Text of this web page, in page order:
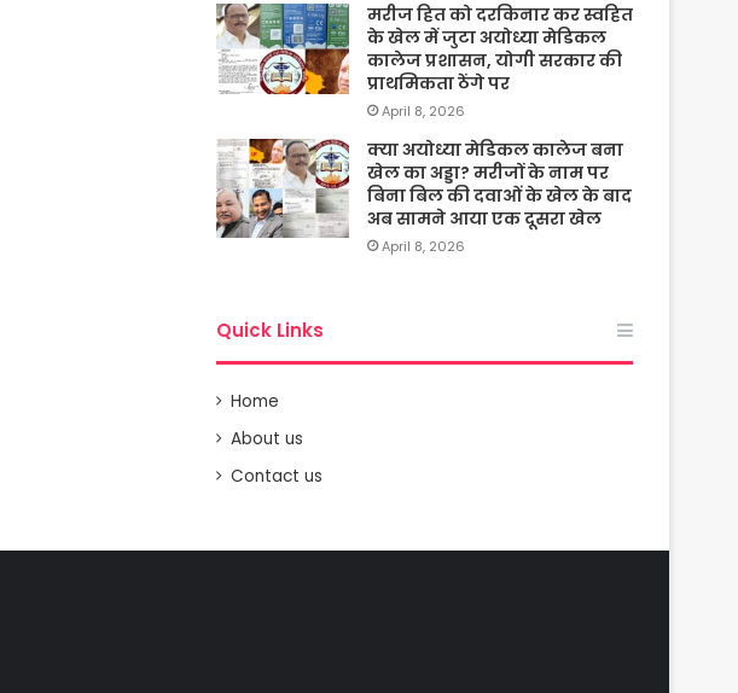
मरीज हित को दरकिनार कर स्वहित
के खेल में जुटा अयोध्या मेडिकल
कालेज प्रशासन, योगी सरकार की
प्राथमिकता ठेंगे पर
April 8, 2026
क्या अयोध्या मेडिकल कालेज बना
खेल का अड्डा? मरीजों के नाम पर
बिना बिल की दवाओं के खेल के बाद
अब सामने आया एक दूसरा खेल
April 8, 2026
Quick Links
Home
About us
Contact us